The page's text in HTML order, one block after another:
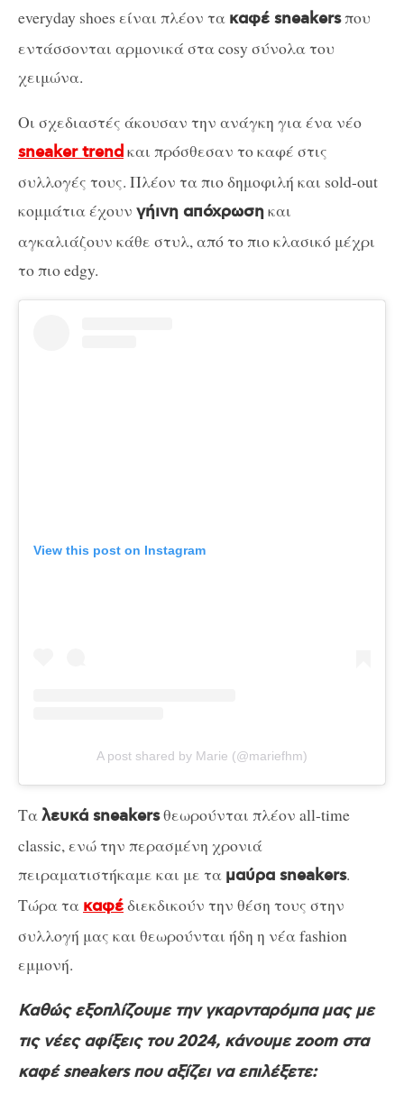
everyday shoes είναι πλέον τα καφέ sneakersπου
εντάσσονται αρμονικά στα cosy σύνολα του
χειμώνα.
Οι σχεδιαστές άκουσαν την ανάγκη για ένα νέο
sneaker trendκαι πρόσθεσαν το καφέ στις
συλλογές τους. Πλέον τα πιο δημοφιλή και sold-out
κομμάτια έχουν γήινη απόχρωσηκαι
αγκαλιάζουν κάθε στυλ, από το πιο κλασικό μέχρι
το πιο edgy.
View this post on Instagram
A post shared by Marie (@mariefhm)
Ταλευκά sneakersθεωρούνται πλέον all-time
classic, ενώ την περασμένη χρονιά
πειραματιστήκαμε και με τα μαύρα sneakers.
Τώρα τα καφέδιεκδικούν την θέση τους στην
συλλογή μας και θεωρούνται ήδη η νέα fashion
εμμονή.
Καθώς εξοπλίζουμε την γκαρνταρόμπα μας με
τις νέες αφίξεις του 2024, κάνουμε zoom στα
καφέ sneakers που αξίζει να επιλέξετε: